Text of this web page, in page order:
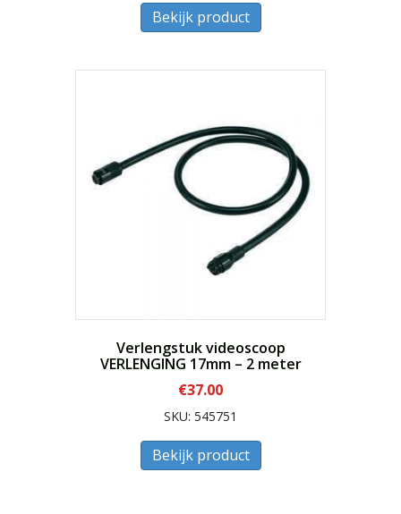
Bekijk product
Verlengstuk videoscoop
VERLENGING 17mm – 2 meter
€37.00
SKU: 545751
Bekijk product